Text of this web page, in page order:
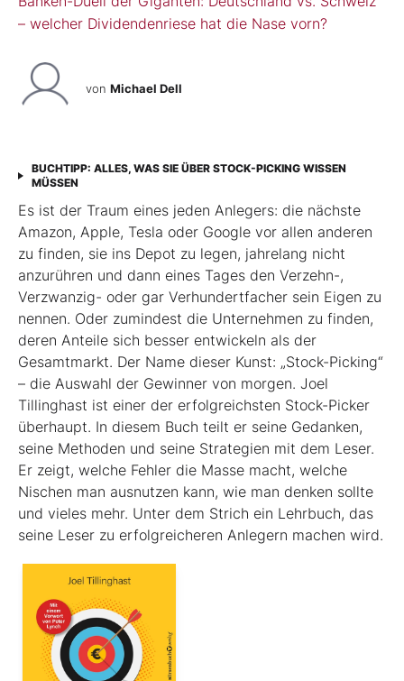
– welcher Dividendenriese hat die Nase vorn?
von Michael Dell
BUCHTIPP: ALLES, WAS SIE ÜBER STOCK-PICKING WISSEN
MÜSSEN
Es ist der Traum eines jeden Anlegers: die nächste
Amazon, Apple, Tesla oder Google vor allen anderen
zu finden, sie ins Depot zu legen, jahrelang nicht
anzurühren und dann eines Tages den Verzehn-,
Verzwanzig- oder gar Verhundertfacher sein Eigen zu
nennen. Oder zumindest die Unternehmen zu finden,
deren Anteile sich besser entwickeln als der
Gesamtmarkt. Der Name dieser Kunst: „Stock-Picking“
– die Auswahl der Gewinner von morgen. Joel
Tillinghast ist einer der erfolgreichsten Stock-Picker
überhaupt. In diesem Buch teilt er seine Gedanken,
seine Methoden und seine Strategien mit dem Leser.
Er zeigt, welche Fehler die Masse macht, welche
Nischen man ausnutzen kann, wie man denken sollte
und vieles mehr. Unter dem Strich ein Lehrbuch, das
seine Leser zu erfolgreicheren Anlegern machen wird.